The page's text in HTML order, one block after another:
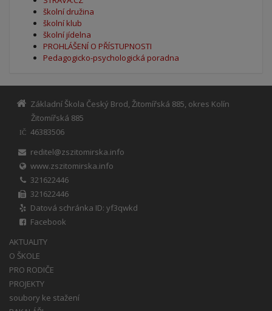
školní družina
školní klub
školní jídelna
PROHLÁŠENÍ O PŘÍSTUPNOSTI
Pedagogicko-psychologická poradna
Základní Škola Český Brod, Žitomířská 885, okres Kolín
Žitomířská 885
IČ
46383506
reditel@zszitomirska.info
www.zszitomirska.info
321622446
321622446
Datová schránka ID: yf3qwkd
Facebook
AKTUALITY
O ŠKOLE
PRO RODIČE
PROJEKTY
soubory ke stažení